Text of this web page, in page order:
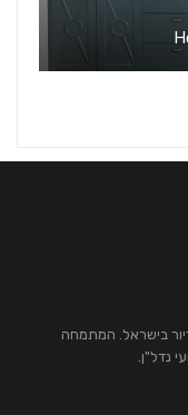
בישראל. המתמחה
נדל"ן.